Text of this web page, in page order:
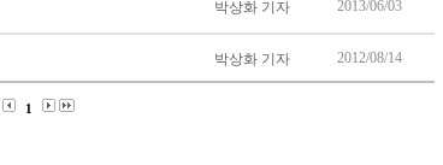
박상화 기자 2013/06/03
박상화 기자 2012/08/14
1